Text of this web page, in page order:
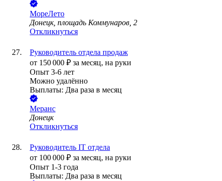
МореЛето
Донецк, площадь Коммунаров, 2
Откликнуться
Руководитель отдела продаж
от 150 000 ₽ за месяц, на руки
Опыт 3-6 лет
Можно удалённо
Выплаты: Два раза в месяц
Меранс
Донецк
Откликнуться
Руководитель IT отдела
от 100 000 ₽ за месяц, на руки
Опыт 1-3 года
Выплаты: Два раза в месяц